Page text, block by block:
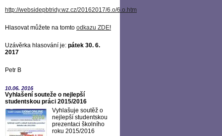
http://websidepbtridy.wz.cz/20162017/6.o/6.o.htm
Hlasovat můžete na tomto odkazu ZDE!
Uzávěrka hlasování je: pátek 30. 6.
2017
Petr B
10.06. 2016
Vyhlašení souteže o nejlepší
studentskou práci 2015/2016
Vyhlašuje soutěž o
nejlepší studentskou
prezentaci školního
roku 2015/2016